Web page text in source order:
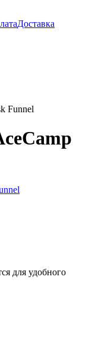
Доставка
Funnel
для удобного